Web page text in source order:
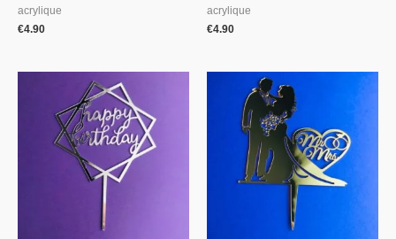
acrylique
€4.90
acrylique
€4.90